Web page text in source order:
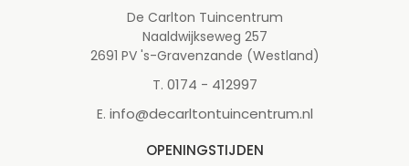
De Carlton Tuincentrum
Naaldwijkseweg 257
2691 PV 's-Gravenzande (Westland)
T. 0174 - 412997
E. info@decarltontuincentrum.nl
OPENINGSTIJDEN